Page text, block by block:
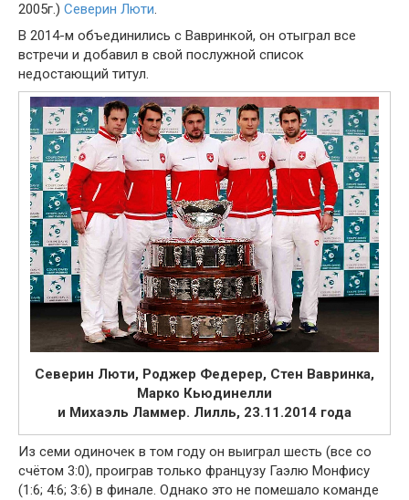
2005г.) Северин Люти.
В 2014-м объединились с Вавринкой, он отыграл все
встречи и добавил в свой послужной список
недостающий титул.
Северин Люти, Роджер Федерер, Стен Вавринка,
Марко Кьюдинелли
и Михаэль Ламмер. Лилль, 23.11.2014 года
Из семи одиночек в том году он выиграл шесть (все со
счётом 3:0), проиграв только французу Гаэлю Монфису
(1:6; 4:6; 3:6) в финале. Однако это не помешало команде